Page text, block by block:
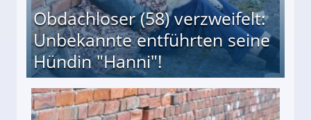
Obdachloser (58) verzweifelt:
Unbekannte entführten seine
Hündin "Hanni"!
entführten seine Hündin "Hanni"!